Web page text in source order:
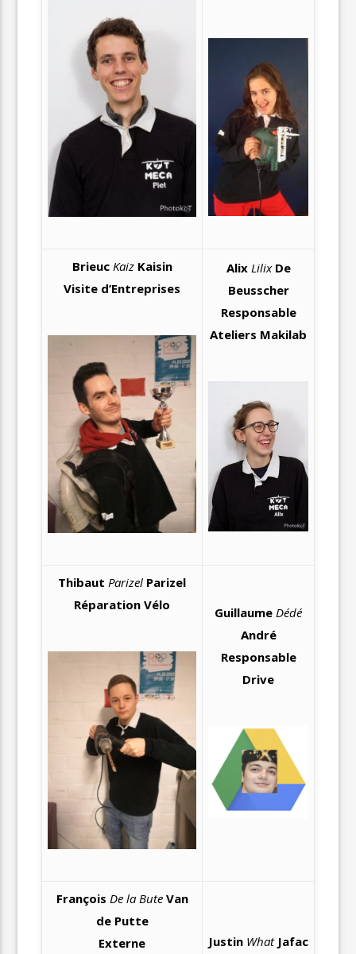
Brieuc KaizKaisin
Visite d’Entreprises
Alix LilixDe
Beusscher
Responsable
Ateliers Makilab
ThibautParizel Parizel
Réparation Vélo
GuillaumeDédé
André
Responsable
Drive
François De la ButeVan
de Putte
Externe
Justin WhatJafac